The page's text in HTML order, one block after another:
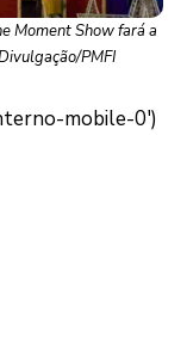
Moment Show fará a
PMFI